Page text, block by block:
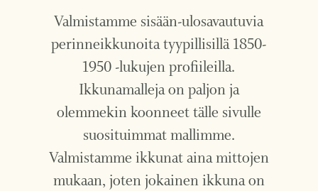
Valmistamme sisään-ulosavautuvia
perinneikkunoita tyypillisillä 1850-
1950 -lukujen profiileilla.
Ikkunamalleja on paljon ja
olemmekin koonneet tälle sivulle
suosituimmat mallimme.
Valmistamme ikkunat aina mittojen
mukaan, joten jokainen ikkuna on